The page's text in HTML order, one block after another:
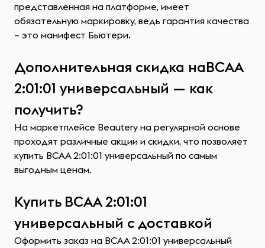
представленная на платформе, имеет
обязательную маркировку, ведь гарантия качества
– это манифест Бьютери.
Дополнительная скидка наВСАА
2:01:01 универсальный — как
получить?
На маркетплейсе Beautery на регулярной основе
проходят различные акции и скидки, что позволяет
купить ВСАА 2:01:01 универсальный по самым
выгодным ценам.
Купить ВСАА 2:01:01
универсальный с доставкой
Оформить заказ на ВСАА 2:01:01 универсальный